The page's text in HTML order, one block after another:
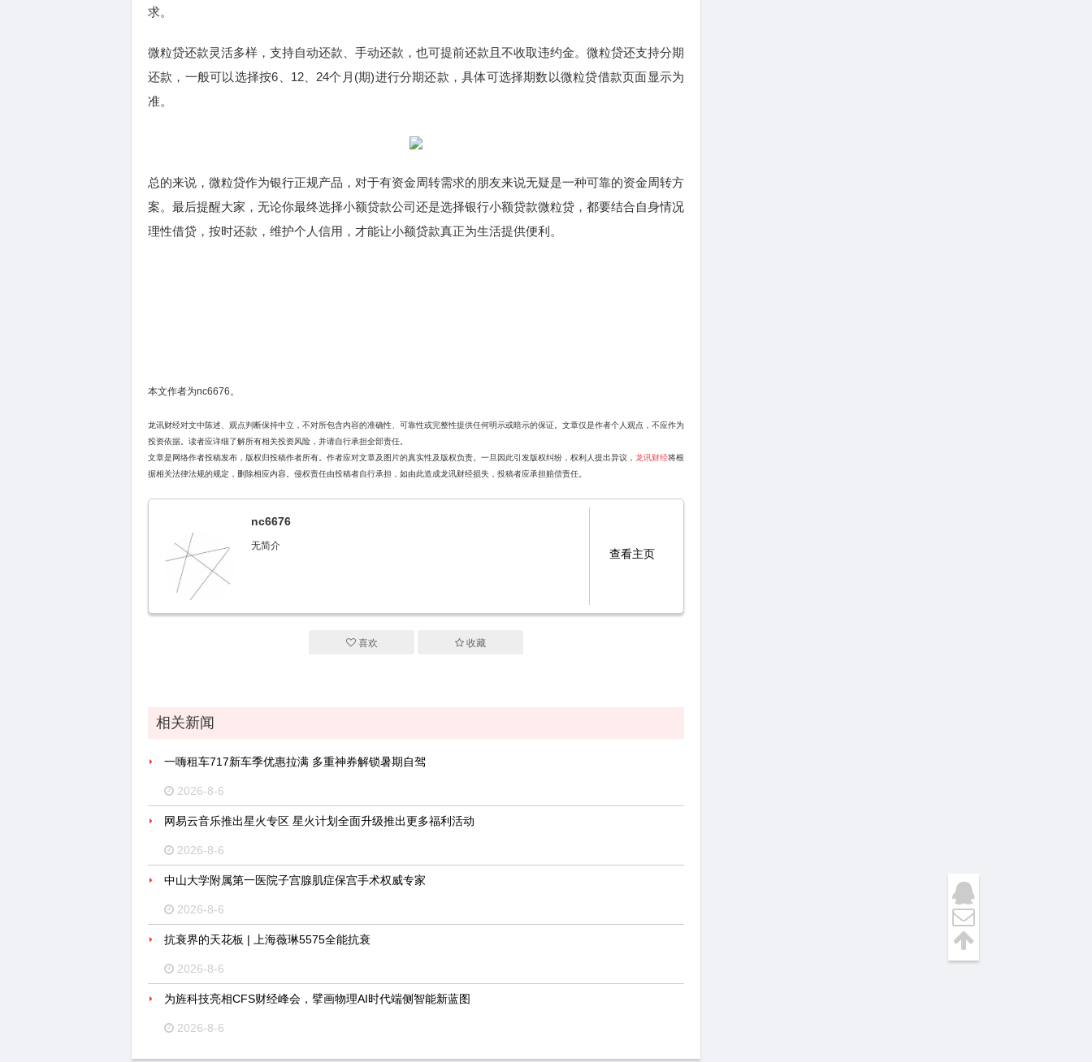
求。
微粒贷还款灵活多样，支持自动还款、手动还款，也可提前还款且不收取违约金。微粒贷还支持分期
还款，一般可以选择按6、12、24个月(期)进行分期还款，具体可选择期数以微粒贷借款页面显示为
准。
总的来说，微粒贷作为银行正规产品，对于有资金周转需求的朋友来说无疑是一种可靠的资金周转方
案。最后提醒大家，无论你最终选择小额贷款公司还是选择银行小额贷款微粒贷，都要结合自身情况
理性借贷，按时还款，维护个人信用，才能让小额贷款真正为生活提供便利。
本文作者为nc6676。
龙讯财经对文中陈述、观点判断保持中立，不对所包含内容的准确性、可靠性或完整性提供任何明示或暗示的保证。文章仅是作者个人观点，不应作为
投资依据。读者应详细了解所有相关投资风险，并请自行承担全部责任。
文章是网络作者投稿发布，版权归投稿作者所有。作者应对文章及图片的真实性及版权负责。一旦因此引发版权纠纷，权利人提出异议， 龙讯财经将根
据相关法律法规的规定，删除相应内容。侵权责任由投稿者自行承担，如由此造成龙讯财经损失，投稿者应承担赔偿责任。
nc6676
无简介
查看主页
喜欢 收藏
相关新闻
一嗨租车717新车季优惠拉满 多重神券解锁暑期自驾
2026-8-6
网易云音乐推出星火专区 星火计划全面升级推出更多福利活动
2026-8-6
中山大学附属第一医院子宫腺肌症保宫手术权威专家
2026-8-6
抗衰界的天花板 | 上海薇琳5575全能抗衰
2026-8-6
为旌科技亮相CFS财经峰会，擘画物理AI时代端侧智能新蓝图
2026-8-6